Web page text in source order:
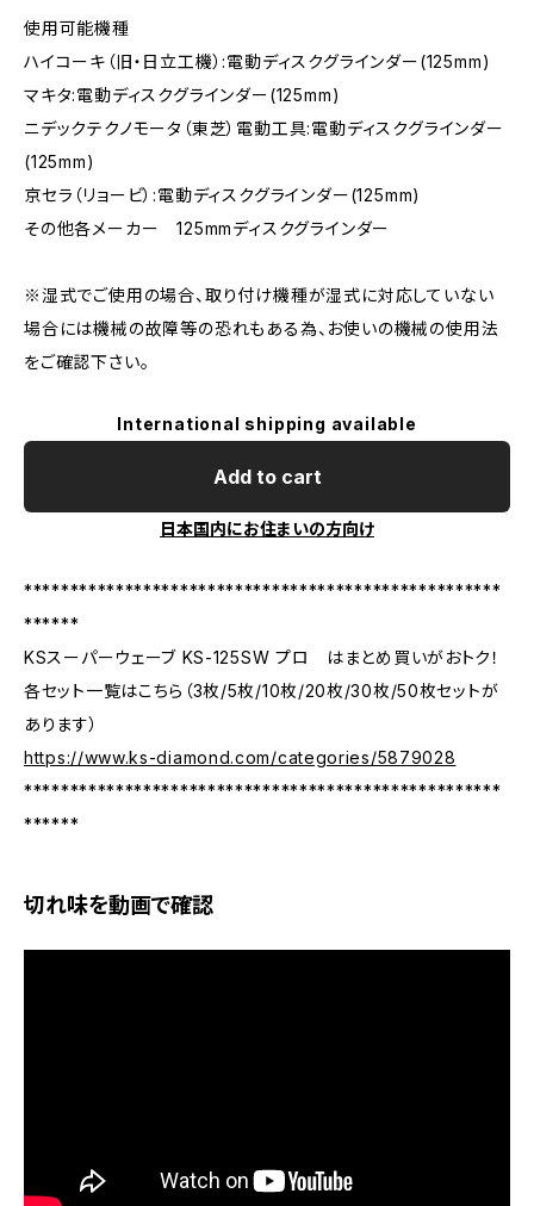
使用可能機種
ハイコーキ（旧・日立工機）:電動ディスクグラインダー(125mm)
マキタ:電動ディスクグラインダー(125mm)
ニデックテクノモータ（東芝）電動工具:電動ディスクグラインダー
(125mm)
京セラ（リョービ）:電動ディスクグラインダー(125mm)
その他各メーカー 125mmディスクグラインダー
※湿式でご使用の場合、取り付け機種が湿式に対応していない
場合には機械の故障等の恐れもある為、お使いの機械の使用法
をご確認下さい。
International shipping available
Add to cart
日本国内にお住まいの方向け
****************************************************
******
KSスーパーウェーブ KS-125SW プロ はまとめ買いがおトク！
各セット一覧はこちら（3枚/5枚/10枚/20枚/30枚/50枚セットが
あります）
https://www.ks-diamond.com/categories/5879028
****************************************************
******
切れ味を動画で確認